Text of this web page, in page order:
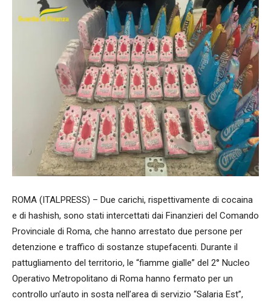
ROMA (ITALPRESS) – Due carichi, rispettivamente di cocaina
e di hashish, sono stati intercettati dai Finanzieri del Comando
Provinciale di Roma, che hanno arrestato due persone per
detenzione e traffico di sostanze stupefacenti. Durante il
pattugliamento del territorio, le “fiamme gialle” del 2° Nucleo
Operativo Metropolitano di Roma hanno fermato per un
controllo un’auto in sosta nell’area di servizio “Salaria Est”,